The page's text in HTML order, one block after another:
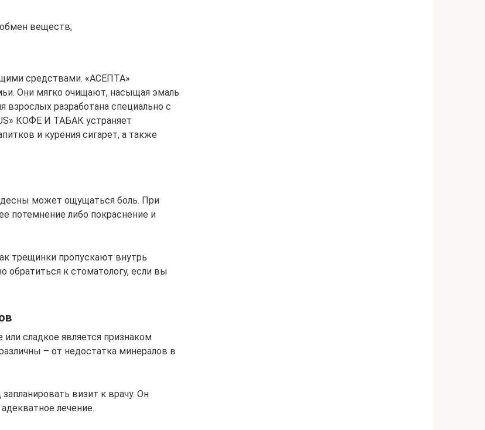
веществ;
средствами. «АСЕПТА»
Они мягко очищают, насыщая эмаль
разработана специально с
КОФЕ И ТАБАК устраняет
и курения сигарет, а также
десны может ощущаться боль. При
потемнение либо покраснение и
трещинки пропускают внутрь
обратиться к стоматологу, если вы
или сладкое является признаком
– от недостатка минералов в
визит к врачу. Он
лечение.